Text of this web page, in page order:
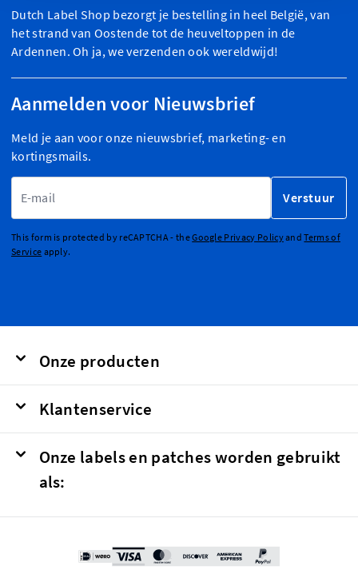
Dutch Label Shop bezorgt je bestelling in heel België, van
het strand van Oostende tot de heuveltoppen in de
Ardennen. Oh ja, we verzenden ook wereldwijd!
Aanmelden voor Nieuwsbrief
Meld je aan voor onze nieuwsbrief, marketing- en
kortingsmails.
Verstuur
This form is protected by reCAPTCHA - theGoogle Privacy PolicyandTerms of
Service apply.
Onze producten
Klantenservice
Onze labels en patches worden gebruikt
als: